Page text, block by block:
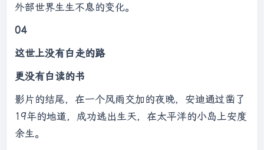
外部世界生生不息的变化。
04
这世上没有白走的路
更没有白读的书
影片的结尾，在一个风雨交加的夜晚，安迪通过凿了
19年的地道，成功逃出生天，在太平洋的小岛上安度
余生。